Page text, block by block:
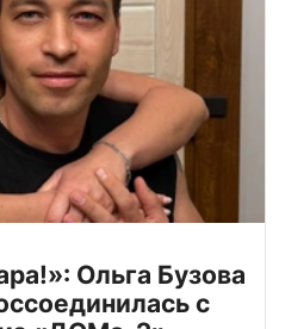
Ольга Бузова
с